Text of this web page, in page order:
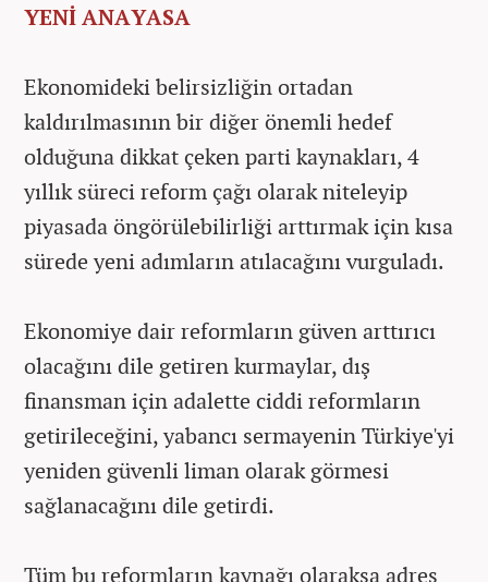
YENİ ANAYASA
Ekonomideki belirsizliğin ortadan
kaldırılmasının bir diğer önemli hedef
olduğuna dikkat çeken parti kaynakları, 4
yıllık süreci reform çağı olarak niteleyip
piyasada öngörülebilirliği arttırmak için kısa
sürede yeni adımların atılacağını vurguladı.
Ekonomiye dair reformların güven arttırıcı
olacağını dile getiren kurmaylar, dış
finansman için adalette ciddi reformların
getirileceğini, yabancı sermayenin Türkiye'yi
yeniden güvenli liman olarak görmesi
sağlanacağını dile getirdi.
Tüm bu reformların kaynağı olaraksa adres